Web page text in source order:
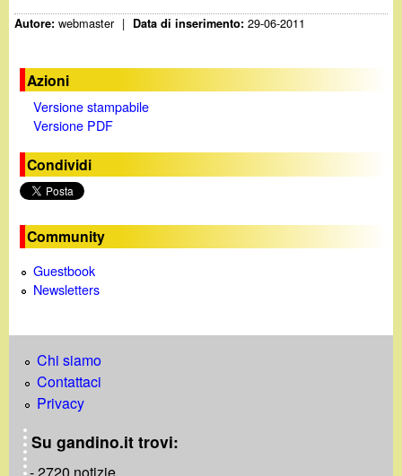
Autore:webmaster | Data di inserimento:29-06-2011
Azioni
Versione stampabile
Versione PDF
Condividi
Community
Guestbook
Newsletters
Chi siamo
Contattaci
Privacy
Su gandino.it trovi:
- 2720 notizie